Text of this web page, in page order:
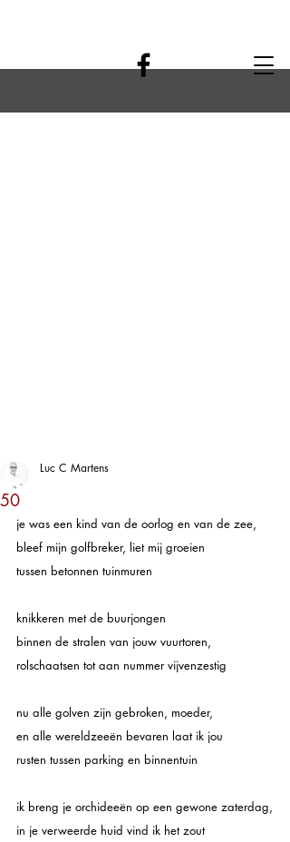
50
Luc C Martens
je was een kind van de oorlog en van de zee,
bleef mijn golfbreker, liet mij groeien
tussen betonnen tuinmuren
knikkeren met de buurjongen
binnen de stralen van jouw vuurtoren,
rolschaatsen tot aan nummer vijvenzestig
nu alle golven zijn gebroken, moeder,
en alle wereldzeeën bevaren laat ik jou
rusten tussen parking en binnentuin
ik breng je orchideeën op een gewone zaterdag,
in je verweerde huid vind ik het zout